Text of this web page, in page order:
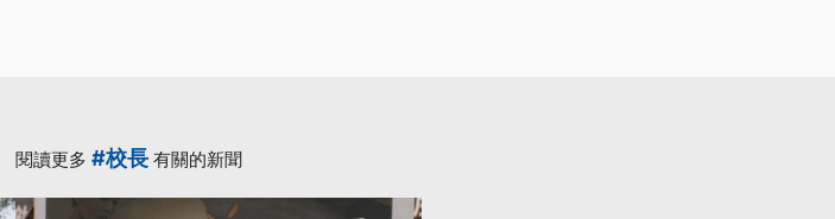
閱讀更多 #校長 有關的新聞